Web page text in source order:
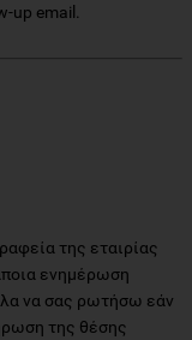
up email.
της εταιρίας
ενημέρωση
να σας ρωτήσω εάν
της θέσης